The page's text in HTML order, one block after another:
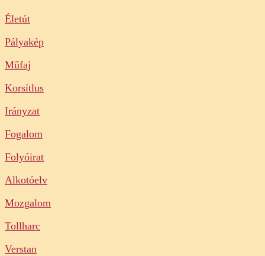
Életút
Pályakép
Műfaj
Korsítlus
Irányzat
Fogalom
Folyóirat
Alkotóelv
Mozgalom
Tollharc
Verstan